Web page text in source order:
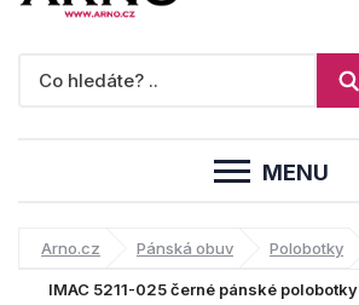
MENU
Arno.cz Pánská obuv Polobotky
IMAC 5211-025 černé pánské polobotky